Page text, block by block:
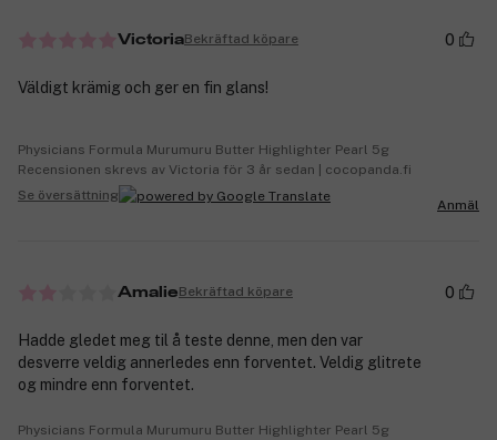
VictoriaBekräftad köpare 0
Väldigt krämig och ger en fin glans!
Physicians Formula Murumuru Butter Highlighter Pearl 5g
Recensionen skrevs av Victoria för 3 år sedan | cocopanda.fi
Se översättning
Anmäl
AmalieBekräftad köpare 0
Hadde gledet meg til å teste denne, men den var
desverre veldig annerledes enn forventet. Veldig glitrete
og mindre enn forventet.
Physicians Formula Murumuru Butter Highlighter Pearl 5g